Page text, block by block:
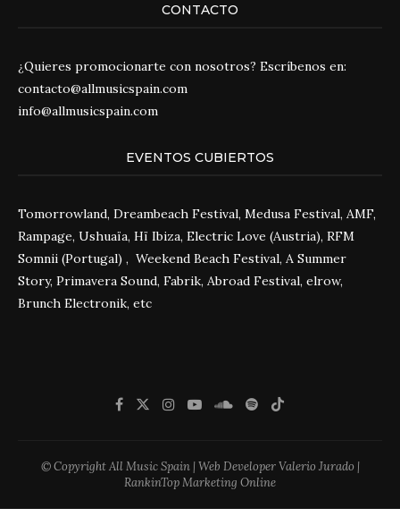
CONTACTO
¿Quieres promocionarte con nosotros? Escríbenos en:
contacto@allmusicspain.com
info@allmusicspain.com
EVENTOS CUBIERTOS
Tomorrowland, Dreambeach Festival, Medusa Festival, AMF,
Rampage, Ushuaïa, Hï Ibiza, Electric Love (Austria), RFM
Somnii (Portugal) , Weekend Beach Festival, A Summer
Story, Primavera Sound, Fabrik, Abroad Festival, elrow,
Brunch Electronik, etc
© Copyright All Music Spain | Web Developer Valerio Jurado |
RankinTop Marketing Online